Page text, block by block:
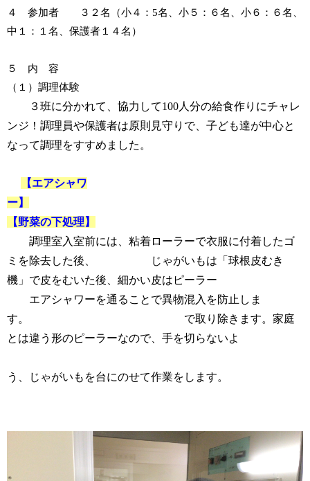
４ 参加者 ３２名（小４：5名、小５：６名、小６：６名、
中１：１名、保護者１４名）
５ 内 容
（１）調理体験
３班に分かれて、協力して100人分の給食作りにチャレ
ンジ！調理員や保護者は原則見守りで、子ども達が中心と
なって調理をすすめました。
【エアシャワ
ー】
【野菜の下処理】
調理室入室前には、粘着ローラーで衣服に付着したゴ
ミを除去した後、
じゃがいもは「球根皮むき
機」で皮をむいた後、細かい皮はピーラー
エアシャワーを通ることで異物混入を防止しま
す。 で取 り除きます。家庭
とは違う形のピーラーなので、手を切らないよ
う、 じゃがいもを台にのせて作業をします。